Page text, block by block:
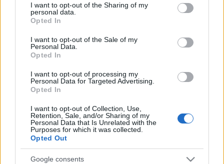
not limited to your visit or usage behaviour. You may click to
grant or deny consent to Google and its third-party tags to
use your data for below specified purposes in below Google
consent section.
I want to opt-out of the Sharing of my
personal data.
Opted In
I want to opt-out of the Sale of my
Personal Data.
Opted In
I want to opt-out of processing my
Personal Data for Targeted Advertising.
Opted In
I want to opt-out of Collection, Use,
Retention, Sale, and/or Sharing of my
Personal Data that Is Unrelated with the
Purposes for which it was collected.
Opted Out
Google consents
felek szinte baráti viszonyban hagyták el Győrt. A
győri példát követve ma már az ország több
Szállásként a Széchenyi Egyetem Mészáros Lőrinc
utcai kollégiumát használjuk. A Magvassy Mihály
Sportcsarnokot a Győr-Szol Zrt. biztosítja
számunkra. Támogatóink között megtalálható még
a Rábalux Kft., Győr Megyei Jogú Város
Polgármesteri Hivatala, a Duna Takarékszövetkezet,
a Lipóti Pékség, a Wiesbauer–Dunahús Kft., a
Magyar Honvédség, a Magyar Kézilabda Szövetség,
a Kempa, a Magyarországi Kézilabda Szurkolók
Országos Szövetsége, valamint az Oxigen Media.